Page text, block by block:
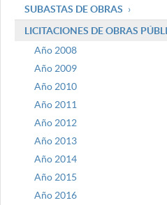
SUBASTAS DE OBRAS
LICITACIONES DE OBRAS
Año 2008
Año 2009
Año 2010
Año 2011
Año 2012
Año 2013
Año 2014
Año 2015
Año 2016